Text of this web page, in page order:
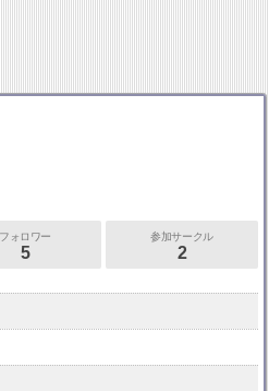
フォロワー
5
参加サークル
2